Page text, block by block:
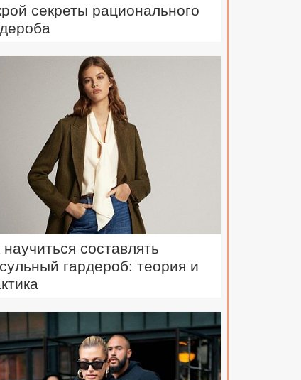
секреты рационального
научиться составлять
гардероб: теория и